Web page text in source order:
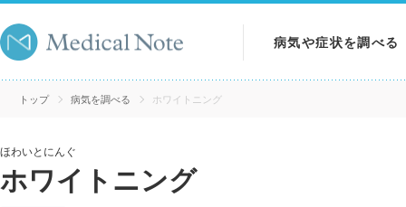
病気や症状を調べる
病気を調べる
トップ 病気を調べる ホワイトニング
ほわいとにんぐ
ホワイトニング